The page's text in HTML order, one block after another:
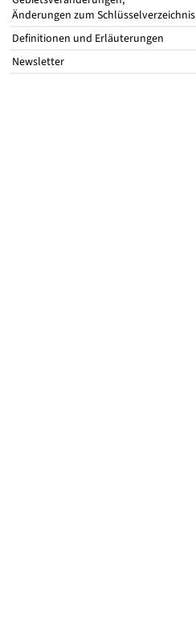
Änderungen zum Schlüsselverzeichnis
Definitionen und Erläuterungen
Newsletter